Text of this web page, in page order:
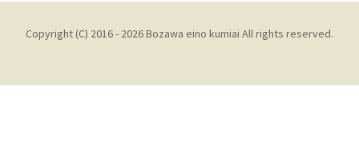
Copyright (C) 2016 - 2026 Bozawa eino kumiai All rights reserved.